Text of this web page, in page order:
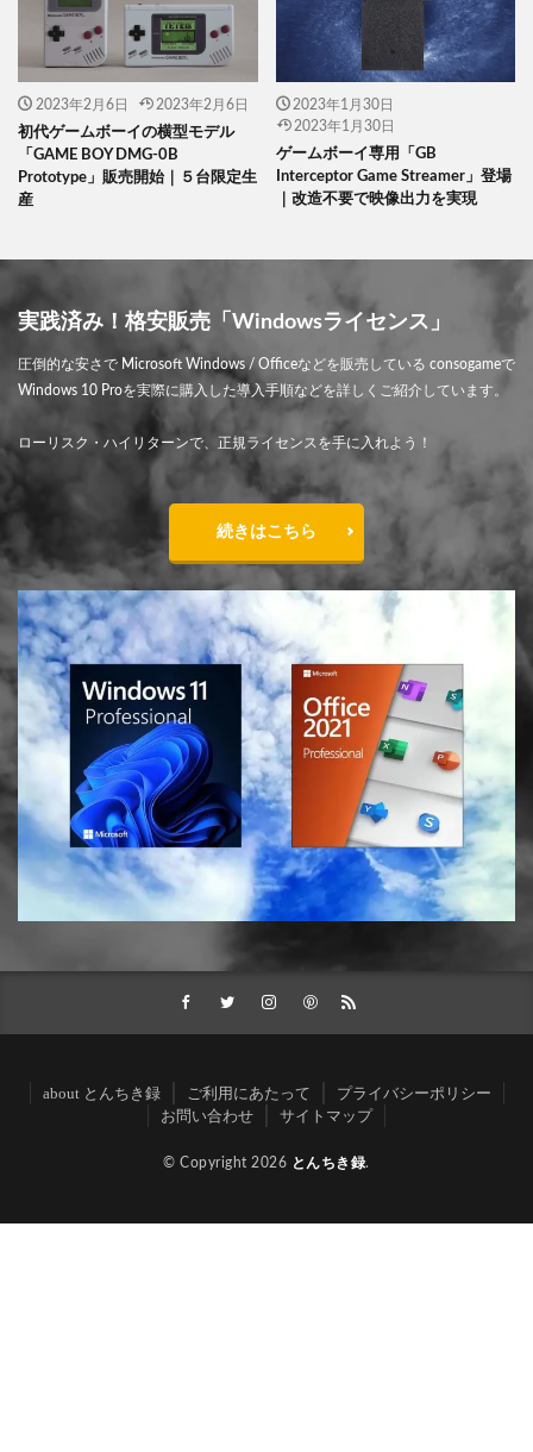
2023年2月6日 2023年2月6日
初代ゲームボーイの横型モデル
「GAME BOY DMG-0B
Prototype」販売開始｜５台限定生
産
2023年1月30日
2023年1月30日
ゲームボーイ専用「GB
Interceptor Game Streamer」登場
｜改造不要で映像出力を実現
実践済み！格安販売「Windowsライセンス」
圧倒的な安さで Microsoft Windows / Officeなどを販売している consogameで
Windows 10 Proを実際に購入した導入手順などを詳しくご紹介しています。
ローリスク・ハイリターンで、正規ライセンスを手に入れよう！
続きはこちら
about とんちき録 ご利用にあたって
プライバシーポリシー
お問い合わせ
サイトマップ
© Copyright 2026 とんちき録.